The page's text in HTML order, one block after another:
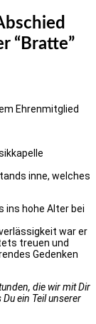
“Bratte”
Ehrenmitglied
inne, welches
ins hohe Alter bei
war er
treuen und
Gedenken
die wir mit Dir
ein Teil unserer